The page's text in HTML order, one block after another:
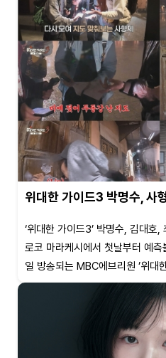
위대한 가이드3 박명수,
‘위대한 가이드3’ 박명수, 김대호
로코 마라케시에서 첫날부터 예
일 방송되는 MBC에브리원 ’위대